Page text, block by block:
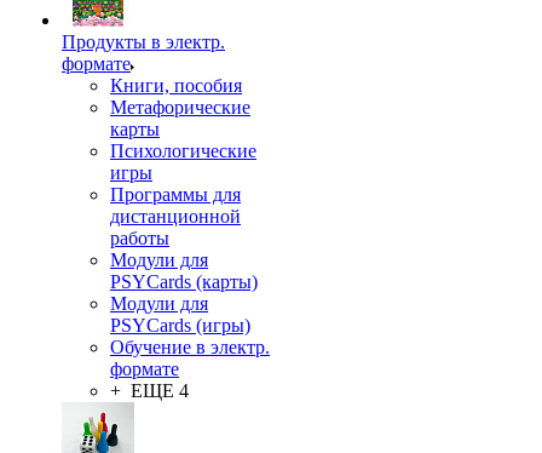
Продукты в электр.
формате
Книги, пособия
Метафорические
карты
Психологические
игры
Программы для
дистанционной
работы
Модули для
PSYCards (карты)
Модули для
PSYCards (игры)
Обучение в электр.
формате
+ ЕЩЕ 4